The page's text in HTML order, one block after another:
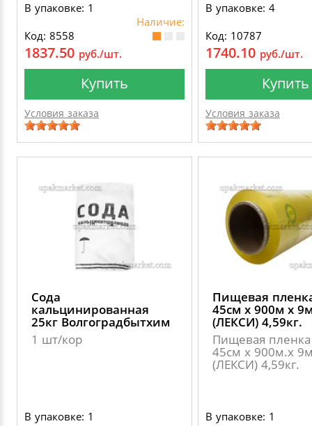
В упаковке: 1
Наличие:
Код: 8558
1837.50 руб./шт.
Купить
Условия заказа
В упаковке: 4
Код: 10787
1740.10 руб./шт.
Купить
Условия заказа
Сода
кальцинированная
25кг Волгоградбытхим
1 шт/кор
В упаковке: 1
Пищевая
45см х 900м х
(ЛЕКСИ) 4,59кг.
Пищевая
45см х 900м.х
(ЛЕКСИ) 4,59кг.
В упаковке: 1